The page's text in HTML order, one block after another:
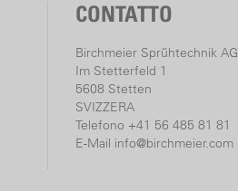
CONTATTO
Birchmeier Sprühtechnik AG
Im Stetterfeld 1
5608 Stetten
SVIZZERA
Telefono +41 56 485 81 81
E-Mail info@birchmeier.com